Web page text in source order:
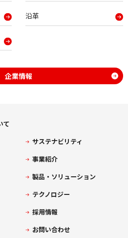
沿革
企業情報
て
サステナビリティ
事業紹介
製品・ソリューション
テクノロジー
採用情報
お問い合わせ